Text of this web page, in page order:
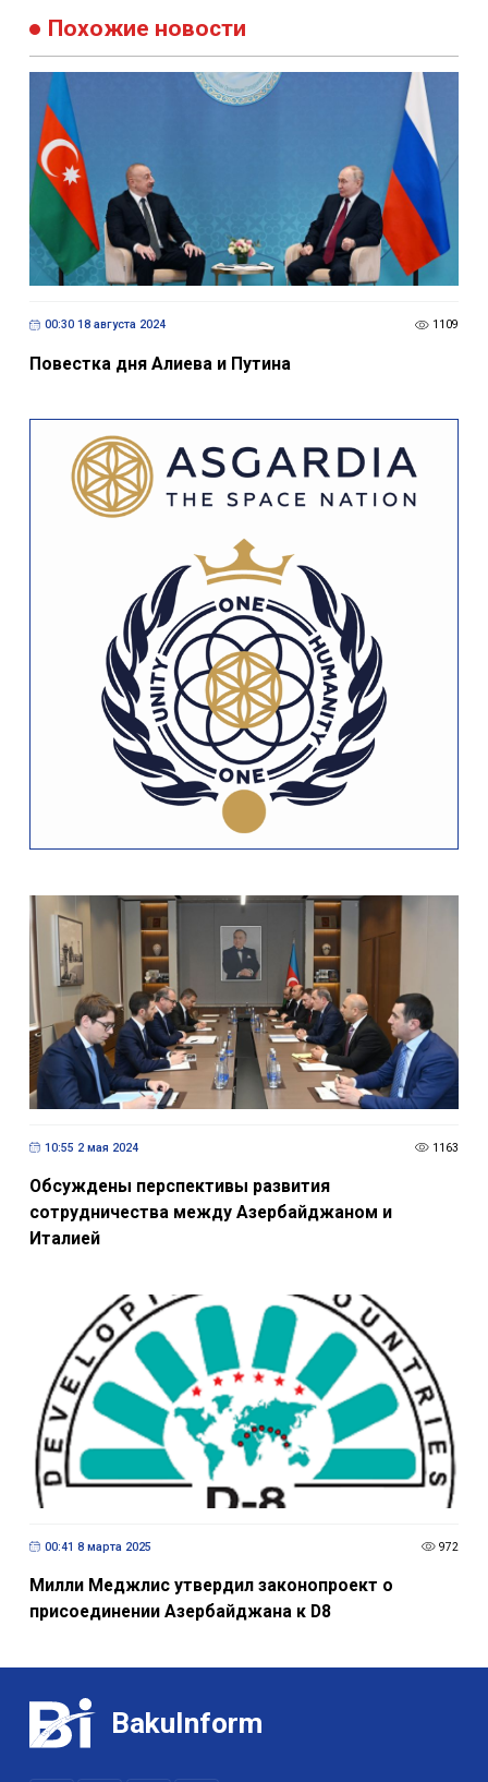
Похожие новости
00:30 18 августа 2024 1109
Повестка дня Алиева и Путина
10:55 2 мая 2024 1163
Обсуждены перспективы развития
сотрудничества между Азербайджаном и
Италией
00:41 8 марта 2025 972
Милли Меджлис утвердил законопроект о
присоединении Азербайджана к D8
BakuInform